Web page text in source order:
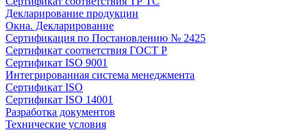
Декларирование продукции
Окна. Декларирование
Сертификация по Постановлению № 2425
Сертификат соответствия ГОСТ Р
Сертификат ISO 9001
Интегрированная система менеджмента
Сертификат ISO
Сертификат ISO 14001
Разработка документов
Технические условия